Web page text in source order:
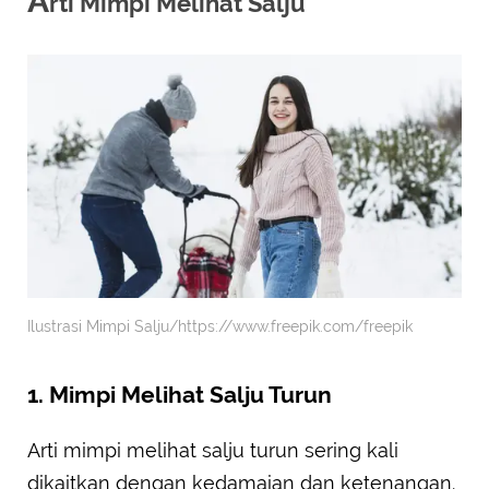
Ilustrasi Mimpi Salju/https://www.freepik.com/freepik
1. Mimpi Melihat Salju Turun
Arti mimpi melihat salju turun sering kali
dikaitkan dengan kedamaian dan ketenangan.